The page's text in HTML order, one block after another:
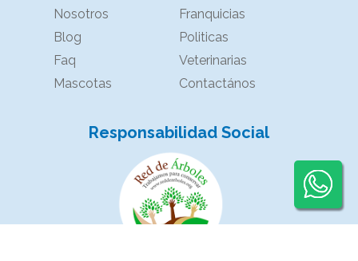
Nosotros
Franquicias
Blog
Politicas
Faq
Veterinarias
Mascotas
Contactános
Responsabilidad Social